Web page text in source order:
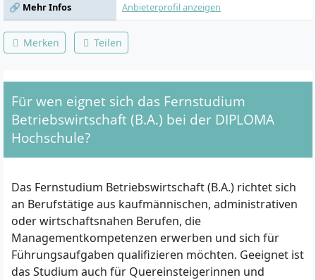
🔗 Mehr Infos
Anbieterprofil anzeigen
Merken Teilen
Für wen eignet sich das Fernstudium
Betriebswirtschaft (B.A.) bei der DIPLOMA
Hochschule?
Das Fernstudium Betriebswirtschaft (B.A.) richtet sich
an Berufstätige aus kaufmännischen, administrativen
oder wirtschaftsnahen Berufen, die
Managementkompetenzen erwerben und sich für
Führungsaufgaben qualifizieren möchten. Geeignet ist
das Studium auch für Quereinsteigerinnen und